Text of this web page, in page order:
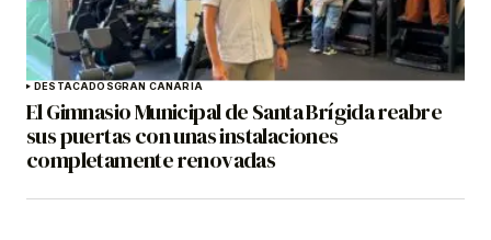
DESTACADOSGRAN CANARIA
El Gimnasio Municipal de Santa Brígida reabre
sus puertas con unas instalaciones
completamente renovadas